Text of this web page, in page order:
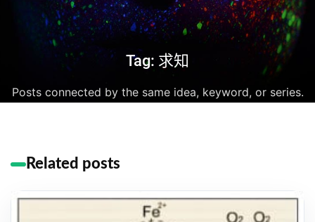
Tag: 求知
Posts connected by the same idea, keyword, or series.
Related posts